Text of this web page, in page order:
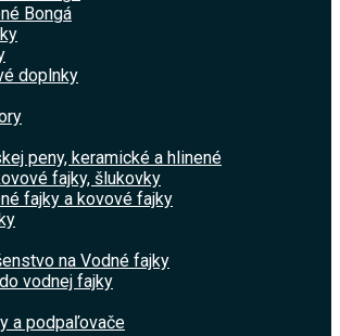
Bongá
doplnky
peny, keramické a hlinené
fajky, šlukovky
fajky a kovové fajky
na Vodné fajky
vodnej fajky
a podpaľovače